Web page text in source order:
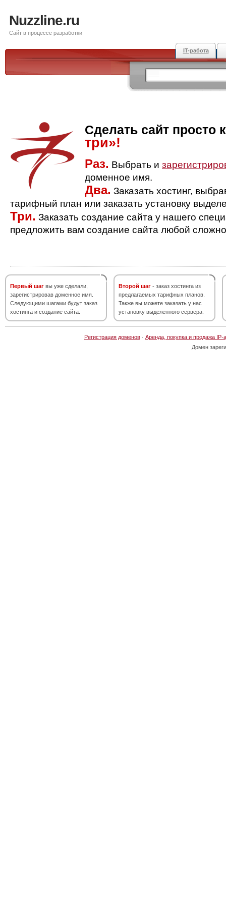
Nuzzline.ru
Сайт в процессе разработки
IT-работа
Сделать сайт просто
три»!
Раз. Выбрать и
доменное имя.
Два. Заказать хостинг,
тарифный план или заказать установку
Три. Заказать создание сайта у нашего
предложить вам создание сайта любой
Первый шаг вы уже сделали,
зарегистрировав доменное имя.
Следующими шагами будут заказ
хостинга и создание сайта.
Второй шаг - заказ хостинга из
предлагаемых тарифных планов.
Также вы можете заказать у нас
установку выделенного сервера.
Регистрация доменов· Аренда, покупка и продажа IP-
Домен